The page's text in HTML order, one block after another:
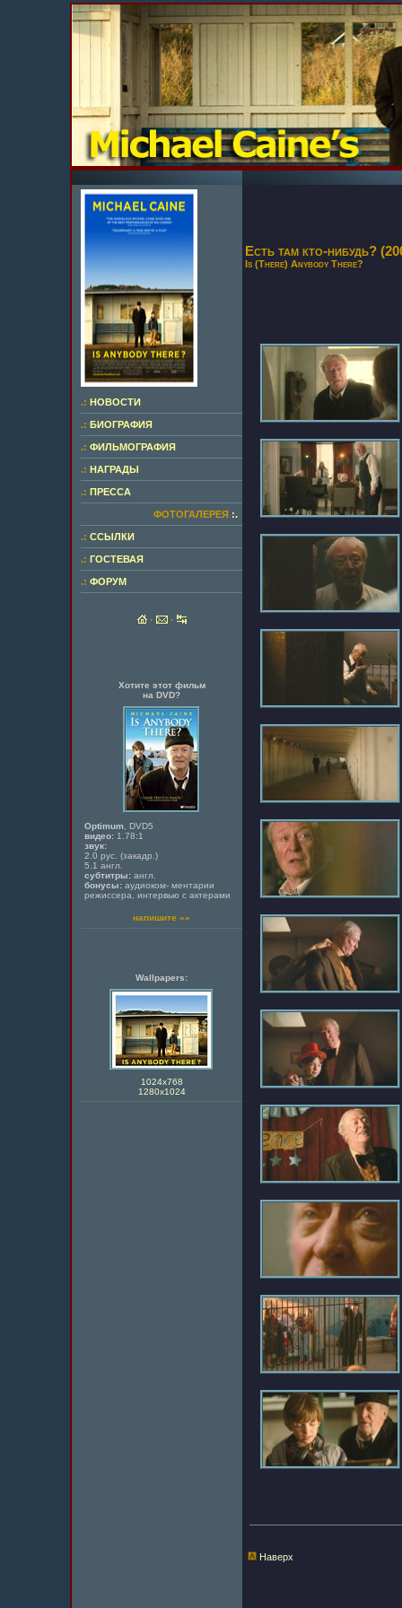
.: НОВОСТИ
.: БИОГРАФИЯ
.: ФИЛЬМОГРАФИЯ
.: НАГРАДЫ
.: ПРЕССА
ФОТОГАЛЕРЕЯ :.
.: ССЫЛКИ
.: ГОСТЕВАЯ
.: ФОРУМ
· ·
Хотите этот фильм
на DVD?
Optimum , DVD5
видео: 1.78:1
звук:
2.0 рус. (закадр.)
5.1 англ.
субтитры: англ.
бонусы: аудиоком- ментарии
режиссера, интервью с актерами
напишите »»
Wallpapers:
1024х768
1280x1024
Есть там кто-нибудь?
Is (There) Anybody There?
Наверх